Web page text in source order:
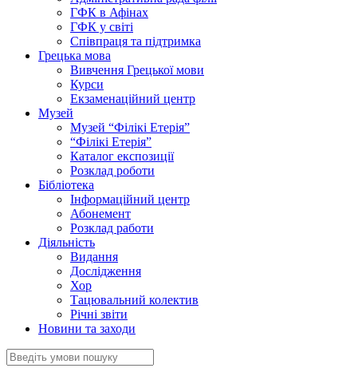
ГФК в Афінах
ГФК у світі
Співпраця та підтримка
Грецька мова
Вивчення Грецької мови
Курси
Екзаменаційний центр
Музей
Музей “Філікі Етерія”
“Філікі Етерія”
Каталог експозиції
Розклад роботи
Бібліотека
Інформаційний центр
Абонемент
Розклад работи
Діяльність
Видання
Дослідження
Хор
Тацювальний колектив
Річні звіти
Новини та заходи